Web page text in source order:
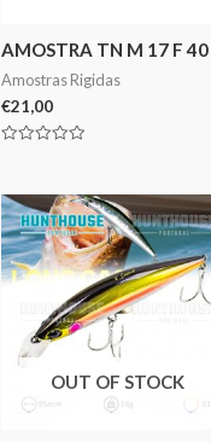
AMOSTRA TN M 17 F 40
Amostras Rigidas
€21,00
5
OUT OF STOCK